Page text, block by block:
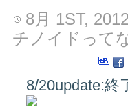
8月 1ST,
チノイドって
8/20update:終